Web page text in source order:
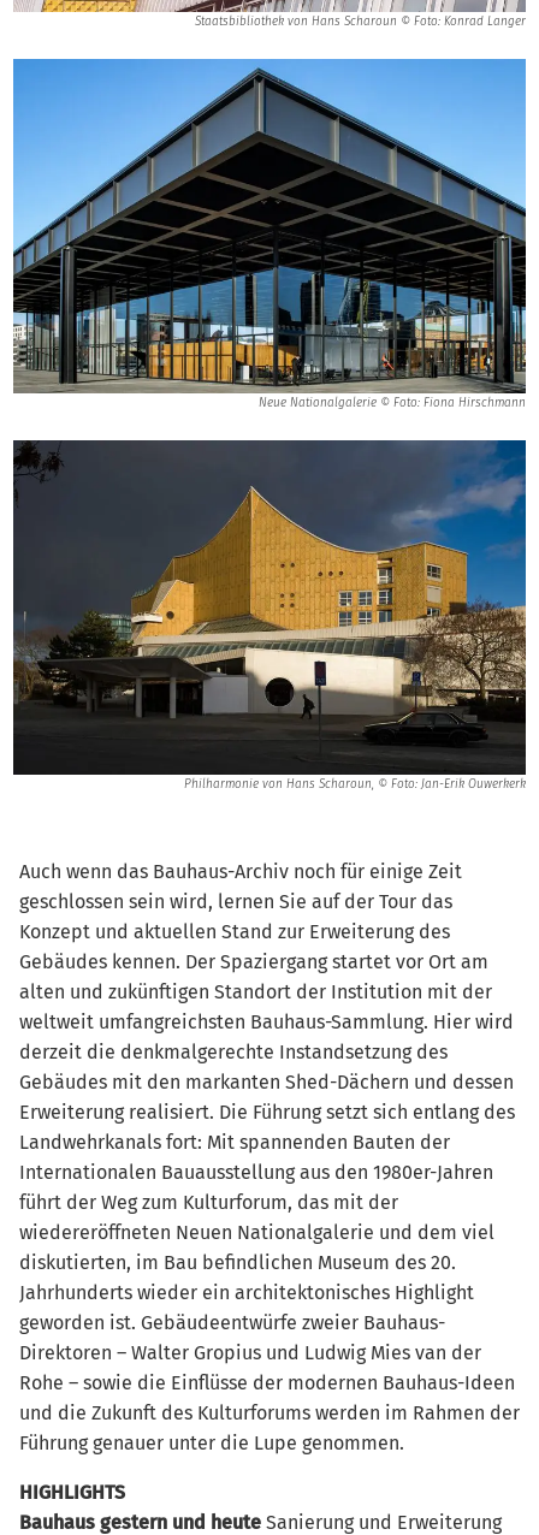
Auch wenn das Bauhaus-Archiv noch für einige Zeit
geschlossen sein wird, lernen Sie auf der Tour das
Konzept und aktuellen Stand zur Erweiterung des
Gebäudes kennen. Der Spaziergang startet vor Ort am
alten und zukünftigen Standort der Institution mit der
weltweit umfangreichsten Bauhaus-Sammlung. Hier wird
derzeit die denkmalgerechte Instandsetzung des
Gebäudes mit den markanten Shed-Dächern und dessen
Erweiterung realisiert. Die Führung setzt sich entlang des
Landwehrkanals fort: Mit spannenden Bauten der
Internationalen Bauausstellung aus den 1980er-Jahren
führt der Weg zum Kulturforum, das mit der
wiedereröffneten Neuen Nationalgalerie und dem viel
diskutierten, im Bau befindlichen Museum des 20.
Jahrhunderts wieder ein architektonisches Highlight
geworden ist. Gebäudeentwürfe zweier Bauhaus-
Direktoren – Walter Gropius und Ludwig Mies van der
Rohe – sowie die Einflüsse der modernen Bauhaus-Ideen
und die Zukunft des Kulturforums werden im Rahmen der
Führung genauer unter die Lupe genommen.
HIGHLIGHTS
Bauhaus gestern und heute Sanierung und Erweiterung
Staatsbibliothek von Hans Scharoun © Foto: Konrad Langer
Neue Nationalgalerie © Foto: Fiona Hirschmann
Philharmonie von Hans Scharoun, © Foto: Jan-Erik Ouwerkerk